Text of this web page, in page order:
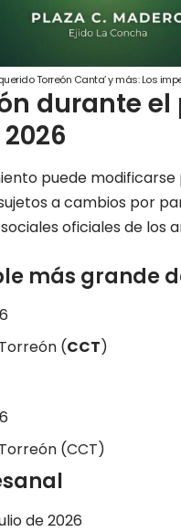
Torreón Canta’ y más: Los
durante
puede modificarse
a cambios por
oficiales de
más grande
(CCT)
(CCT)
de 2026